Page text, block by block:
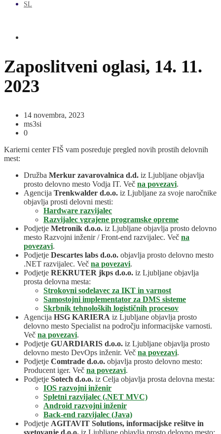
SL
Zaposlitveni oglasi, 14. 11.
2023
14 novembra, 2023
ms3si
0
Karierni center FIŠ vam posreduje pregled novih prostih delovnih
mest:
Družba Merkur zavarovalnica d.d. iz Ljubljane objavlja
prosto delovno mesto Vodja IT. Več na povezavi.
Agencija Trenkwalder d.o.o. iz Ljubljane za svoje naročnike
objavlja prosti delovni mesti:
Hardware razvijalec
Razvijalec vgrajene programske opreme
Podjetje Metronik d.o.o. iz Ljubljane objavlja prosto delovno
mesto Razvojni inženir / Front-end razvijalec. Več na
povezavi.
Podjetje Descartes labs d.o.o. objavlja prosto delovno mesto
.NET razvijalec. Več na povezavi.
Podjetje REKRUTER jkps d.o.o. iz Ljubljane objavlja
prosta delovna mesta:
Strokovni sodelavec za IKT in varnost
Samostojni implementator za DMS sisteme
Skrbnik tehnoloških logističnih procesov
Agencija HSG KARIERA iz Ljubljane objavlja prosto
delovno mesto Specialist na področju informacijske varnosti.
Več na povezavi.
Podjetje GUARDIARIS d.o.o. iz Ljubljane objavlja prosto
delovno mesto DevOps inženir. Več na povezavi.
Podjetje Comtrade d.o.o. objavlja prosto delovno mesto:
Producent iger. Več na povezavi.
Podjetje Sotech d.o.o. iz Celja objavlja prosta delovna mesta:
IOS razvojni inženir
Spletni razvijalec (.NET MVC)
Android razvojni inženir
Back-end razvijalec (Java)
Podjetje AGITAVIT Solutions, informacijske rešitve in
svetovanje d.o.o. iz Ljubljane objavlja prosto delovno mesto: